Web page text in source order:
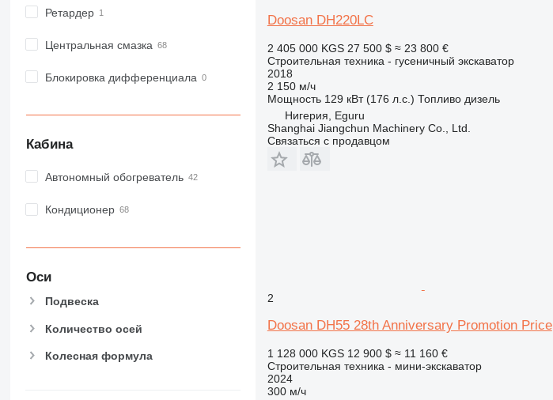
IT
NR
RM
Ретардер
Центральная смазка
Блокировка дифференциала
Кабина
Автономный обогреватель
Кондиционер
Оси
Подвеска
Количество осей
Колесная формула
Doosan DH220LC
2 405 000 KGS 27 500 $ ≈ 23 800 €
Строительная техника - гусеничный экскаватор
2018
2 150 м/ч
Мощность 129 кВт (176 л.с.) Топливо дизель
Нигерия, Eguru
Shanghai Jiangchun Machinery Co., Ltd.
Связаться с продавцом
2
Doosan DH55 28th Anniversary Promotion Price
1 128 000 KGS 12 900 $ ≈ 11 160 €
Строительная техника - мини-экскаватор
2024
300 м/ч